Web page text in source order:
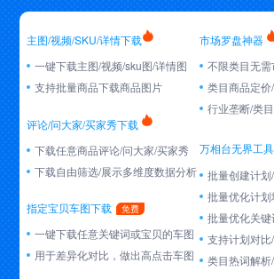
主图/视频/SKU/详情下载
一键下载主图/视频/sku图/详情图
支持批量商品下载商品图片
评论/问大家/买家秀下载
下载任意商品评论/问大家/买家秀
下载自由筛选/展示多维度数据分析
指定宝贝车图下载
一键下载任意关键词或宝贝的车图
用于差异化对比，做出高点击车图
市场罗盘神器
不限类目无
类目商品定
行业垄断/类
万相台无界工具
批量创建计划
批量优化计
批量优化关
支持计划对
类目热词解